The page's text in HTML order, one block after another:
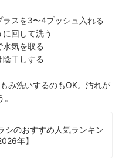
スを3〜4プッシュ入れる
回して洗う
気を取る
干しする
み洗いするのもOK。汚れが
シのおすすめ人気ランキン
年】